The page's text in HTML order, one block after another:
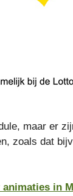
maar er
zoals dat
in